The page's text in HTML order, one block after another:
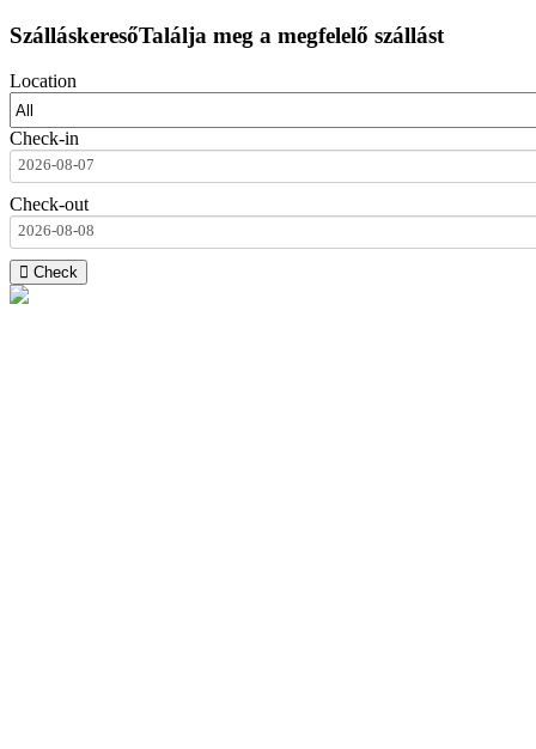
SzálláskeresőTalálja meg a megfelelő szállást
Location
Check-in
2026-08-07
Check-out
2026-08-08
Check